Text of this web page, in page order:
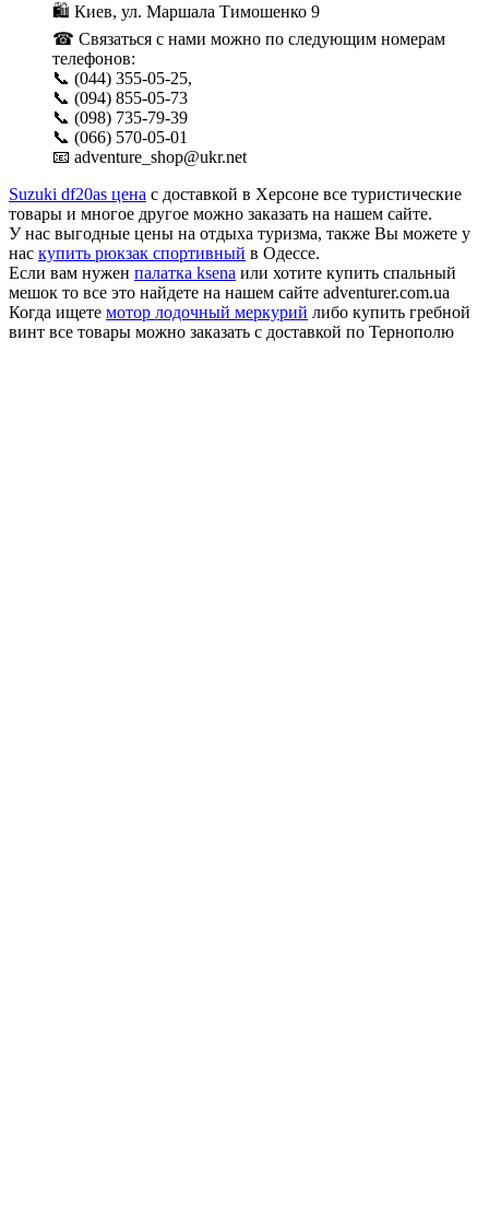
🛍 Киев, ул. Маршала Тимошенко 9
☎ Связаться с нами можно по следующим номерам
телефонов:
📞 (044) 355-05-25,
📞 (094) 855-05-73
📞 (098) 735-79-39
📞 (066) 570-05-01
📧 adventure_shop@ukr.net
Suzuki df20as цена с доставкой в Херсоне все туристические
товары и многое другое можно заказать на нашем сайте.
У нас выгодные цены на отдыха туризма, также Вы можете у
нас купить рюкзак спортивный в Одессе.
Если вам нужен палатка ksena или хотите купить спальный
мешок то все это найдете на нашем сайте adventurer.com.ua
Когда ищете мотор лодочный меркурий либо купить гребной
винт все товары можно заказать с доставкой по Тернополю